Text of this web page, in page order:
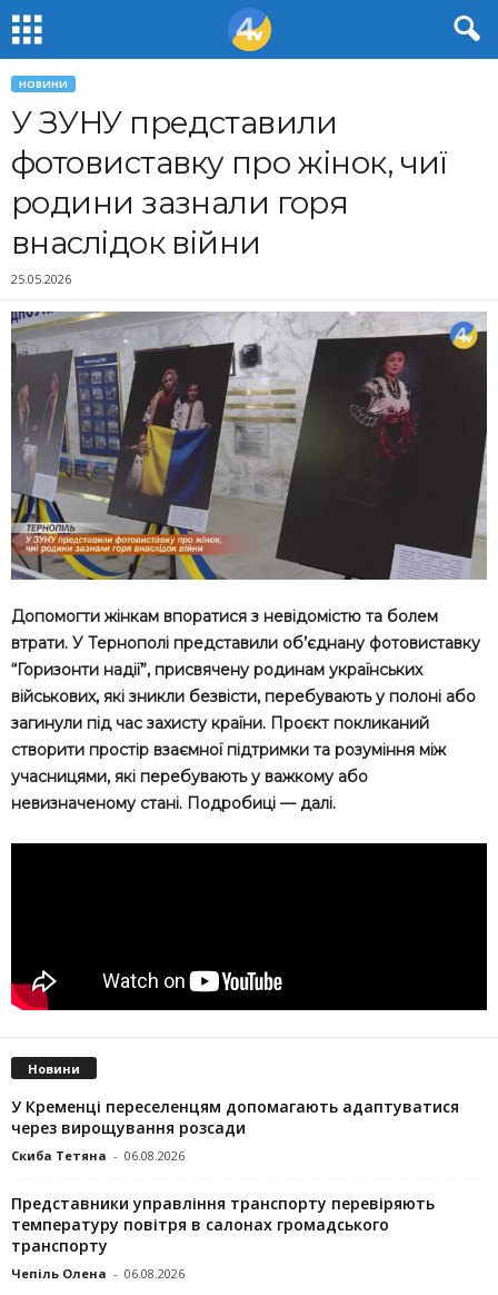
НОВИНИ
У ЗУНУ представили
фотовиставку про жінок, чиї
родини зазнали горя
внаслідок війни
25.05.2026
Допомогти жінкам впоратися з невідомістю та болем
втрати. У Тернополі представили об’єднану фотовиставку
“Горизонти надії”, присвячену родинам українських
військових, які зникли безвісти, перебувають у полоні або
загинули під час захисту країни. Проєкт покликаний
створити простір взаємної підтримки та розуміння між
учасницями, які перебувають у важкому або
невизначеному стані. Подробиці — далі.
Новини
У Кременці переселенцям допомагають адаптуватися
через вирощування розсади
Скиба Тетяна - 06.08.2026
Представники управління транспорту перевіряють
температуру повітря в салонах громадського
транспорту
Чепіль Олена - 06.08.2026